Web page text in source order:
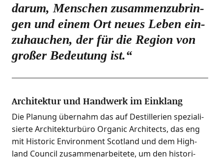
dar­um, Men­schen zusam­men­zu­brin­
gen und einem Ort neu­es Leben ein­
zu­hau­chen, der für die Regi­on von
gro­ßer Bedeu­tung ist.“
Architektur und Handwerk im Einklang
Die Pla­nung über­nahm das auf Destil­le­rien spe­zia­li­
sier­te Archi­tek­tur­bü­ro Orga­nic Archi­tects, das eng
mit His­to­ric Envi­ron­ment Scot­land und dem High­
land Coun­cil zusam­men­ar­bei­te­te, um den his­to­ri­